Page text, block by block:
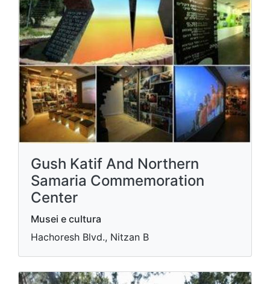
Gush Katif And Northern
Samaria Commemoration
Center
Musei e cultura
Hachoresh Blvd., Nitzan B